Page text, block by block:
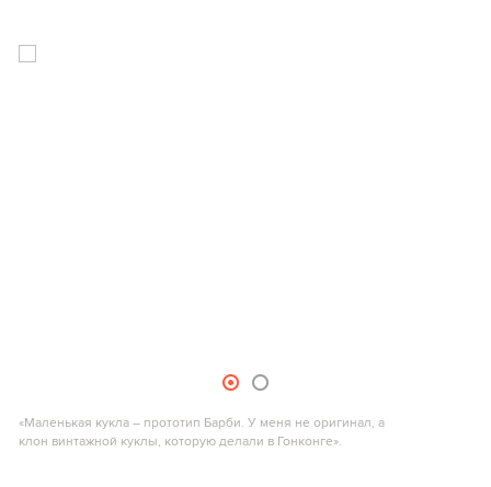
«Маленькая кукла – прототип Барби. У меня не оригинал, а
клон винтажной куклы, которую делали в Гонконге».